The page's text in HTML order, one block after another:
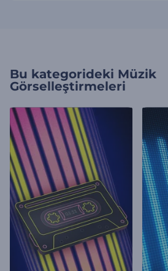
Bu kategorideki Müzik
Görselleştirmeleri